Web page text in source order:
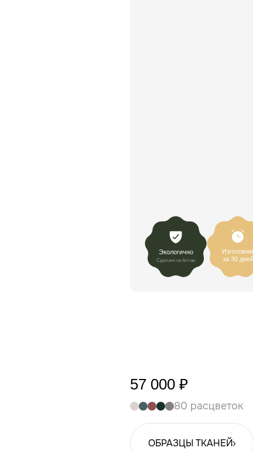
Экологично
Сделано на Алтае
Изготовим
за 30 дней
57 000 ₽
80 расцветок
ОБРАЗЦЫ ТКАНЕЙ